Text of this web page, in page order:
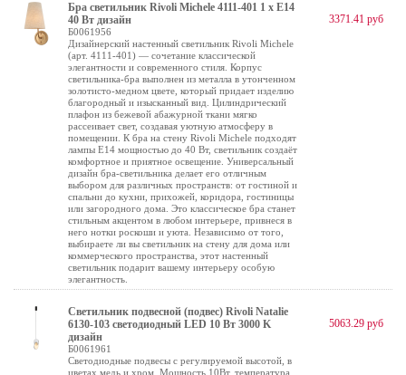
Бра светильник Rivoli Michele 4111-401 1 х Е14
40 Вт дизайн
Б0061956
Дизайнерский настенный светильник Rivoli Michele
(арт. 4111-401) — сочетание классической
элегантности и современного стиля. Корпус
светильника-бра выполнен из металла в утонченном
золотисто-медном цвете, который придает изделию
благородный и изысканный вид. Цилиндрический
плафон из бежевой абажурной ткани мягко
рассеивает свет, создавая уютную атмосферу в
помещении. К бра на стену Rivoli Michele подходят
лампы Е14 мощностью до 40 Вт, светильник создаёт
комфортное и приятное освещение. Универсальный
дизайн бра-светильника делает его отличным
выбором для различных пространств: от гостиной и
спальни до кухни, прихожей, коридора, гостиницы
или загородного дома. Это классическое бра станет
стильным акцентом в любом интерьере, привнеся в
него нотки роскоши и уюта. Независимо от того,
выбираете ли вы светильник на стену для дома или
коммерческого пространства, этот настенный
светильник подарит вашему интерьеру особую
элегантность.
3371.41 руб
Светильник подвесной (подвес) Rivoli Natalie
6130-103 светодиодный LED 10 Вт 3000 K
дизайн
Б0061961
Светодиодные подвесы с регулируемой высотой, в
цветах медь и хром. Мощность 10Вт, температура
5063.29 руб